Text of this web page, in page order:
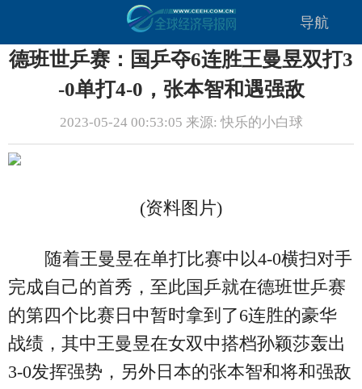
导航
德班世乒赛：国乒夺6连胜王曼昱双打3
-0单打4-0，张本智和遇强敌
2023-05-24 00:53:05 来源: 快乐的小白球
(资料图片)
随着王曼昱在单打比赛中以4-0横扫对手
完成自己的首秀，至此国乒就在德班世乒赛
的第四个比赛日中暂时拿到了6连胜的豪华
战绩，其中王曼昱在女双中搭档孙颖莎轰出
3-0发挥强势，另外日本的张本智和将和强敌